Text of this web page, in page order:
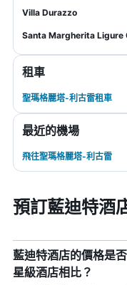
Villa Durazzo
租車
聖瑪格麗塔-利古雷租車
最近的機場
飛往聖瑪格麗塔-利古雷
預訂藍迪特酒
藍迪特酒店的價格是
星級酒店相比？